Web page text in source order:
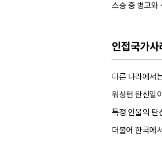
스승 중 병고와
인접국가사
다른 나라에서
워싱턴 탄신일
특정 인물의 탄
더불어 한국에